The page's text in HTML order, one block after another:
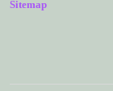
Sitemap